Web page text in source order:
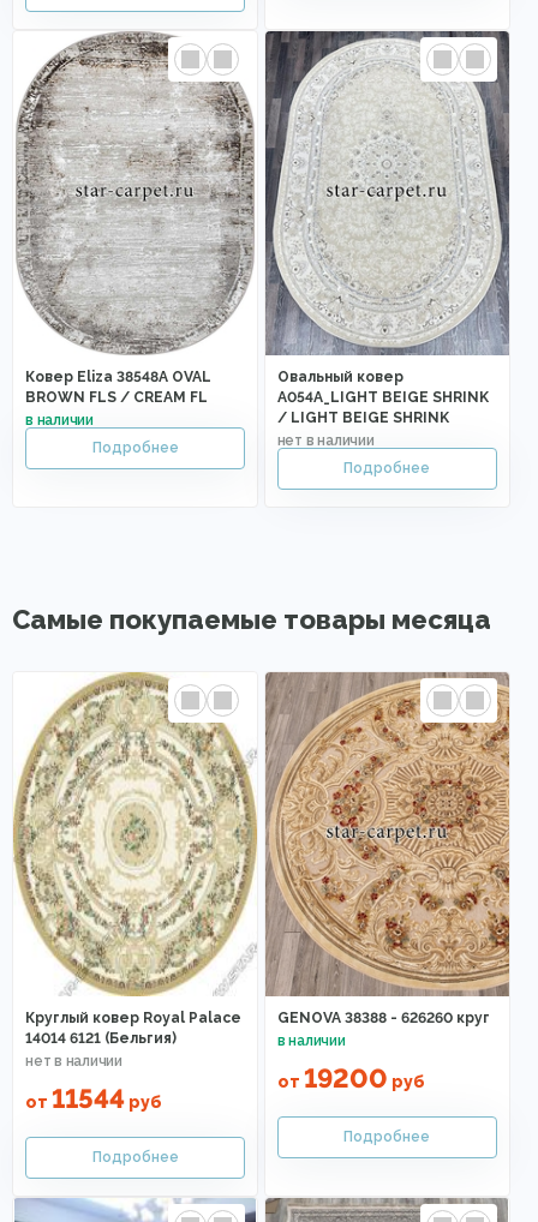
Ковер Eliza 38548A OVAL
BROWN FLS / CREAM FL
Овальный ковер
A054A_LIGHT BEIGE SHRINK
/ LIGHT BEIGE SHRINK
Самые покупаемые товары месяца
Круглый ковер Royal Palace
14014 6121 (Бельгия)
от 11544 руб
GENOVA 38388 - 626260 круг
от 19200 руб